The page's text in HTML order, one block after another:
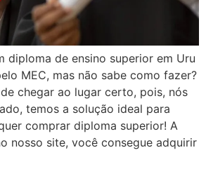
diploma de ensino superior em Uru
MEC, mas não sabe como fazer?
chegar ao lugar certo, pois, nós
temos a solução ideal para
comprar diploma superior! A
nosso site, você consegue adquirir